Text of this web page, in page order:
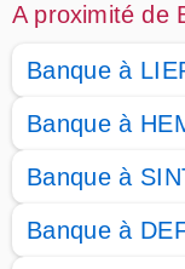
A proximité de
Banque à
Banque à
Banque à
Banque à